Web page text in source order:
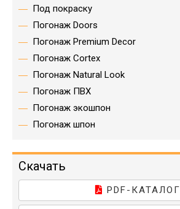
Под покраску
Погонаж Doors
Погонаж Premium Decor
Погонаж Cortex
Погонаж Natural Look
Погонаж ПВХ
Погонаж экошпон
Погонаж шпон
Скачать
PDF-КАТАЛОГ